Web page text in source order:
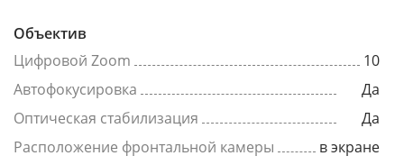
Объектив
Цифровой Zoom
10
Автофокусировка
Да
Оптическая стабилизация
Да
Расположение фронтальной камеры
в экране